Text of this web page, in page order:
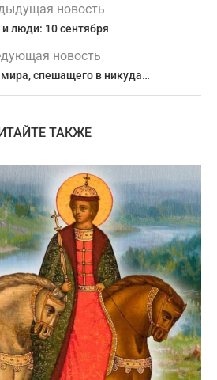
новость
люди: 10 сентября
новость
мира, спешащего в никуда…
ТАКЖЕ